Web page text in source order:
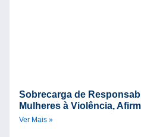
Sobrecarga de
Mulheres à Violência,
Ver Mais »